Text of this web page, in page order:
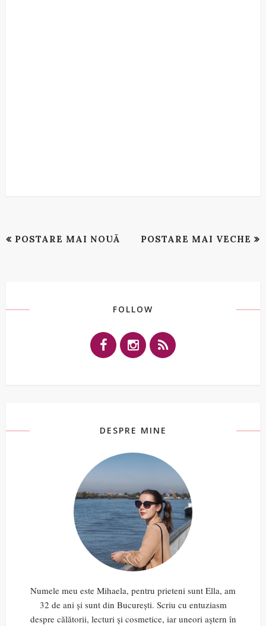
POSTARE MAI NOUĂ POSTARE MAI VECHE
FOLLOW
DESPRE MINE
Numele meu este Mihaela, pentru prieteni sunt Ella, am
32 de ani și sunt din București. Scriu cu entuziasm
despre călătorii, lecturi și cosmetice, iar uneori aștern în